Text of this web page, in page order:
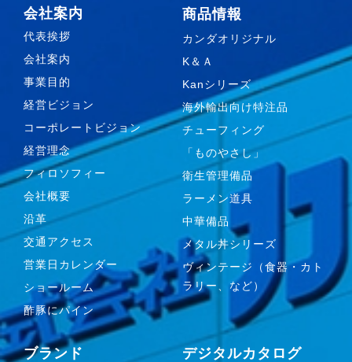
会社案内
代表挨拶
会社案内
事業目的
経営ビジョン
コーポレートビジョン
経営理念
フィロソフィー
会社概要
沿革
交通アクセス
営業日カレンダー
ショールーム
酢豚にパイン
商品情報
カンダオリジナル
K＆Ａ
Kanシリーズ
海外輸出向け特注品
チューフィング
「ものやさし」
衛生管理備品
ラーメン道具
中華備品
メタル丼シリーズ
ヴィンテージ（食器・カト
ラリー、など）
ブランド デジタルカタログ